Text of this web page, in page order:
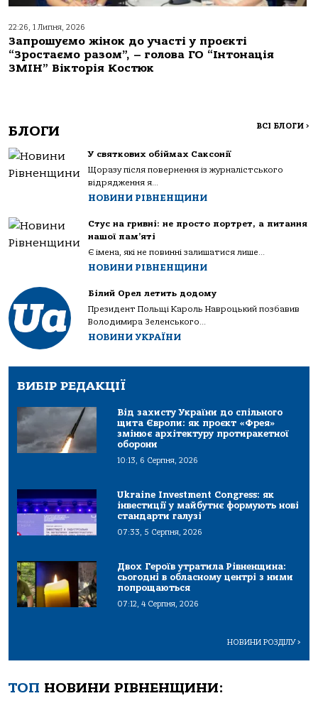
22:26, 1 Липня, 2026
Запрошуємо жінок до участі у проєкті
“Зростаємо разом”, – голова ГО “Інтонація
ЗМІН” Вікторія Костюк
БЛОГИ ВСІ БЛОГИ >
У святкових обіймах Саксонії
Щоразу після повернення із журналістського
відрядження я...
НОВИНИ РІВНЕНЩИНИ
Стус на гривні: не просто портрет, а питання
нашої пам’яті
Є імена, які не повинні залишатися лише...
НОВИНИ РІВНЕНЩИНИ
Білий Орел летить додому
Президент Польщі Кароль Навроцький позбавив
Володимира Зеленського...
НОВИНИ УКРАЇНИ
ВИБІР РЕДАКЦІЇ
Від захисту України до спільного
щита Європи: як проєкт «Фрея»
змінює архітектуру протиракетної
оборони
10:13, 6 Серпня, 2026
Ukraine Investment Congress: як
інвестиції у майбутнє формують нові
стандарти галузі
07:33, 5 Серпня, 2026
Двох Героїв утратила Рівненщина:
сьогодні в обласному центрі з ними
попрощаються
07:12, 4 Серпня, 2026
НОВИНИ РОЗДІЛУ>
ТОП НОВИНИ РІВНЕНЩИНИ: